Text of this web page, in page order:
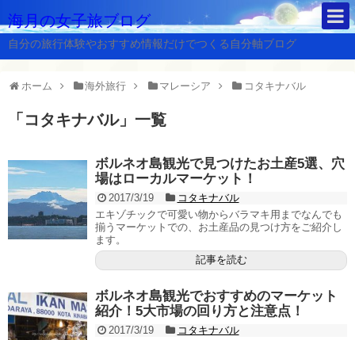
海月の女子旅ブログ
自分の旅行体験やおすすめ情報だけでつくる自分軸ブログ
ホーム 海外旅行 マレーシア コタキナバル
「 コタキナバル」 一覧
ボルネオ島観光で見つけたお土産5選、穴
場はローカルマーケット！
2017/3/19
コタキナバル
エキゾチックで可愛い物からバラマキ用までなんでも
揃うマーケットでの、お土産品の見つけ方をご紹介し
ます。
記事を読む
ボルネオ島観光でおすすめのマーケット
紹介！5大市場の回り方と注意点！
2017/3/19
コタキナバル